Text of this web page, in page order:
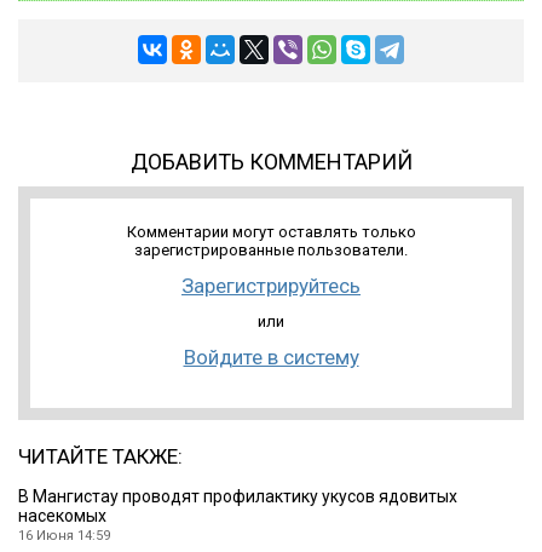
ДОБАВИТЬ КОММЕНТАРИЙ
Комментарии могут оставлять только
зарегистрированные пользователи.
Зарегистрируйтесь
или
Войдите в систему
ЧИТАЙТЕ ТАКЖЕ:
В Мангистау проводят профилактику укусов ядовитых
насекомых
16 Июня 14:59